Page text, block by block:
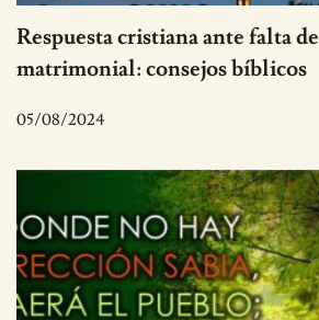
Respuesta cristiana ante falta
matrimonial: consejos bíblicos
05/08/2024